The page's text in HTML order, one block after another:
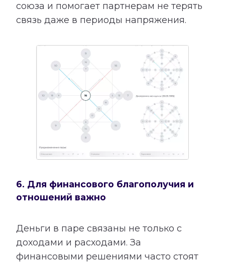
союза и помогает партнерам не терять
связь даже в периоды напряжения.
6. Для финансового благополучия и
отношений важно
Деньги в паре связаны не только с
доходами и расходами. За
финансовыми решениями часто стоят